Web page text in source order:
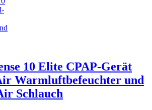
10 Elite CPAP-Gerät
Warmluftbefeuchter und
Schlauch